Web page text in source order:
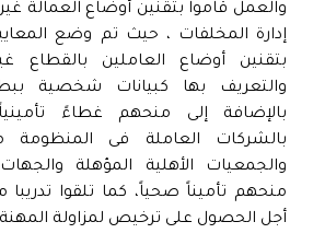
والعمل قاموا بتقنين أوضاع العمالة
إدارة المخلفات ، حيث تم وضع
بتقنين أوضاع العاملين بالقطاع
‏والتعريف بها كبيانات شخصية
بالإضافة إلى منحهم غطاءً
بالشركات العاملة فى
والجمعيات الأهلية المؤهلة
منحهم تأميناً صحياً، كما تلقوا تدريبا
أجل الحصول على ترخيص لمزاولة